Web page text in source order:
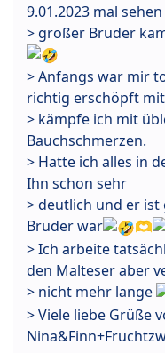
9.01.2023 mal
> großer Bruder
> Anfangs war mir
richtig erschöpft
> kämpfe ich mit
Bauchschmerzen.
> Hatte ich alles in
Ihn schon sehr
> deutlich und er ist
Bruder war
🫶
> Ich arbeite
den Malteser aber
> nicht mehr lange
> Viele liebe Grüße